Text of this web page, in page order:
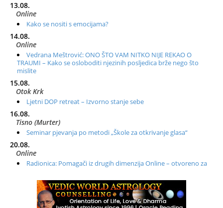
13.08.
Online
Kako se nositi s emocijama?
14.08.
Online
Vedrana Meštrović: ONO ŠTO VAM NITKO NIJE REKAO O
TRAUMI – Kako se osloboditi njezinih posljedica brže nego što
mislite
15.08.
Otok Krk
Ljetni DOP retreat – Izvorno stanje sebe
16.08.
Tisno (Murter)
Seminar pjevanja po metodi „Škole za otkrivanje glasa“
20.08.
Online
Radionica: Pomagači iz drugih dimenzija Online – otvoreno za
Zagreb+Online
Osnovni ThetaHealing® tečaj, Zagreb i Online